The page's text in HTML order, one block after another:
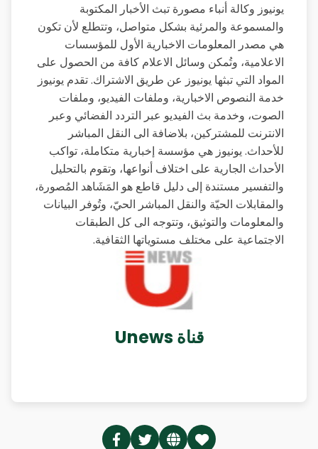
يونيوز وكالة أنباء مصورة تبث الأخبار المكتوبة
والمسموعة والمرئية بشكل متواصل، وتتطلع لأن تكون
هي مصدر المعلومات الاخبارية الأول للمؤسسات
الاعلامية، وتُمكن وسائل الاعلام كافة من الحصول على
المواد التي تبثها يونيوز عن طريق الاشتراك. تقدم يونيوز
خدمة النصوص الاخبارية، وملفات الفيديو، وملفات
الصوت، وخدمة بث الفيديو عبر التردد الفضائي وعبر
الانترنت للمشتركين، بلاضافة الى النقل المباشر
للأحداث. يونيوز هي مؤسسة إخبارية متكاملة، تواكب
الأحداث الجارية على اختلاف أنواعها، وتقوم بالتحليل
والتفسير مستندة إلى دليل قاطع هو المَشَاهد المُصورة،
والمقابلات الحيّة والنقل المباشر الحيّ، وتُوفر البيانات
والمعلومات والتوثيق، وتتوجه الى كل الطبقات
الاجتماعية على مختلف مستوياتها الثقافية.
قناة Unews